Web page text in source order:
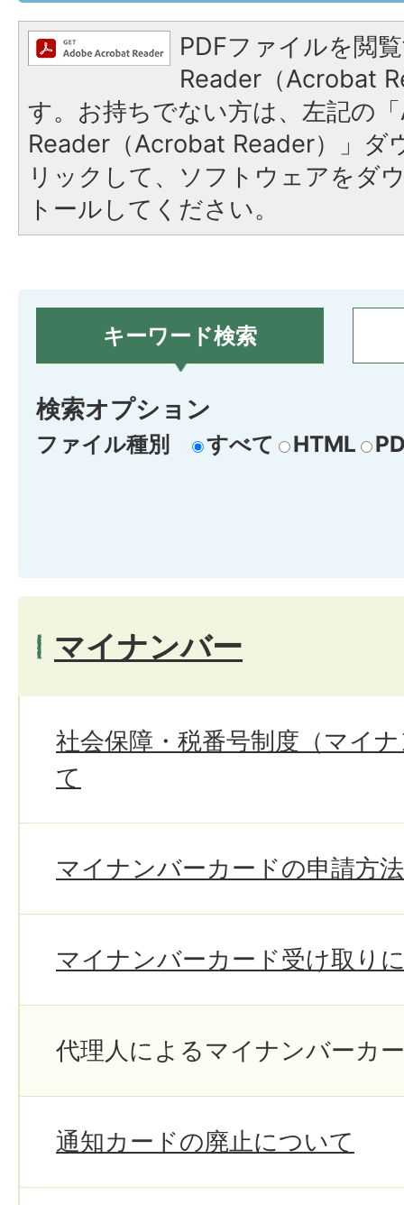
PDFファイルを閲
Reader（Acrobat
す。お持ちでない方は、左記の
Reader（Acrobat Reader）」ダ
リックして、ソフトウェアをダ
トールしてください。
キーワード検索
検索オプション
ファイル種別 すべて HTML
マイナンバー
社会保障・税番号制度（マイ
て
マイナンバーカードの申請方
マイナンバーカード受け取り
代理人によるマイナンバーカ
通知カードの廃止について